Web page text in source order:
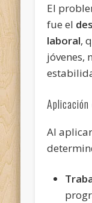
El
fue el
laboral,
jóvenes,
Al